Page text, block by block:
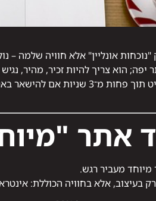
אונליין" אלא חוויה שלמה –
הוא צריך להיות זכיר, מהיר,
בעולם שבו המשתמש מחליט
אתר
מיוחד מעביר רגש.
בעיצוב, אלא בחוויה הכוללת: